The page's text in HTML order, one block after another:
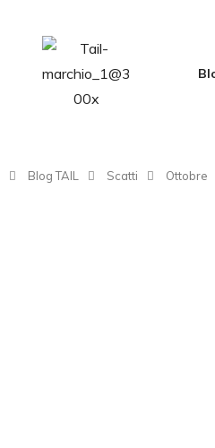
Blog TAIL Scatti Ottobre